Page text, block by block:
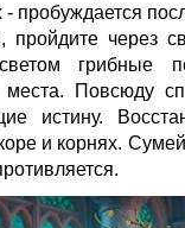
- пробуждается
пройдите через
грибные
места. Повсюду
истину.
и корнях.